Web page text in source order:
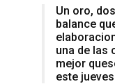
Un oro,
balance
una de las
mejor
este jueves